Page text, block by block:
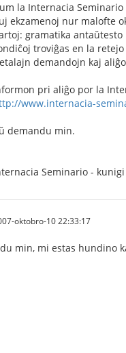
la Internacia
ekzamenoj nur malofte
gramatika
troviĝas en la retejo
demandojn kaj
pri aliĝo por la
www.internacia-
demandu min.
Seminario -
oktobro-10 22:33:17
min, mi estas hundino